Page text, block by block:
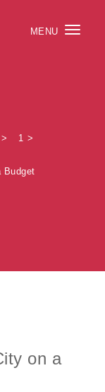
MENU
1
Budget
on a